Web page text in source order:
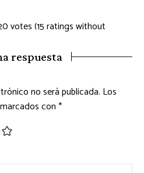
votes (15 ratings without
respuesta
no será publicada. Los
con*